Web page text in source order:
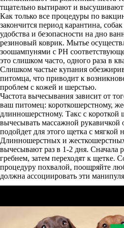
тщательно вытирают и
Как только все процедуры по
закончится период карантина,
удобства и безопасности на дно
резиновый коврик. Мытье
зоошампунями с PH
это слишком часто, одного раза в
Слишком частые купания
питомца, что приводит к
проблем с кожей и шерстью.
Частота вычесывания зависит от
ваш питомец: короткошерстному,
длинношерстному. Такс с короткой
вычесывать массажной
подойдет для этого щетка с мягкой
Длинношерстных и
вычесывают раз в 1-2 дня. Сначала
гребнем, затем переходят к щетке.
процедуру похвалой, поощряйте
должна ассоциировать эти